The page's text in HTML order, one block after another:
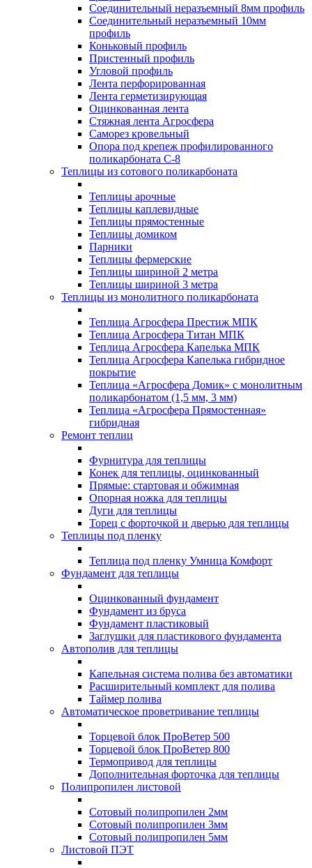
Соединительный неразъемный 8мм профиль
Соединительный неразъемный 10мм
профиль
Коньковый профиль
Пристенный профиль
Угловой профиль
Лента перфорированная
Лента герметизирующая
Оцинкованная лента
Стяжная лента Агросфера
Саморез кровельный
Опора под крепеж профилированного
поликарбоната С-8
Теплицы из сотового поликарбоната
Теплицы арочные
Теплицы каплевидные
Теплицы прямостенные
Теплицы домиком
Парники
Теплицы фермерские
Теплицы шириной 2 метра
Теплицы шириной 3 метра
Теплицы из монолитного поликарбоната
Теплица Агросфера Престиж МПК
Теплица Агросфера Титан МПК
Теплица Агросфера Капелька МПК
Теплица Агросфера Капелька гибридное
покрытие
Теплица «Агросфера Домик» с монолитным
поликарбонатом (1,5 мм, 3 мм)
Теплица «Агросфера Прямостенная»
гибридная
Ремонт теплиц
Фурнитура для теплицы
Конек для теплицы, оцинкованный
Прямые: стартовая и обжимная
Опорная ножка для теплицы
Дуги для теплицы
Торец с форточкой и дверью для теплицы
Теплицы под пленку
Теплица под пленку Умница Комфорт
Фундамент для теплицы
Оцинкованный фундамент
Фундамент из бруса
Фундамент пластиковый
Заглушки для пластикового фундамента
Автополив для теплицы
Капельная система полива без автоматики
Расширительный комплект для полива
Таймер полива
Автоматическое проветривание теплицы
Торцевой блок ПроВетер 500
Торцевой блок ПроВетер 800
Термопривод для теплицы
Дополнительная форточка для теплицы
Полипропилен листовой
Сотовый полипропилен 2мм
Сотовый полипропилен 3мм
Сотовый полипропилен 5мм
Листовой ПЭТ